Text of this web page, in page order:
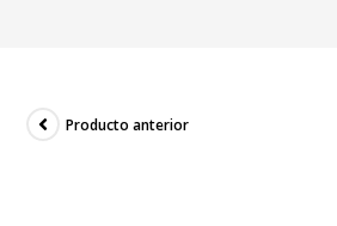
Producto anterior